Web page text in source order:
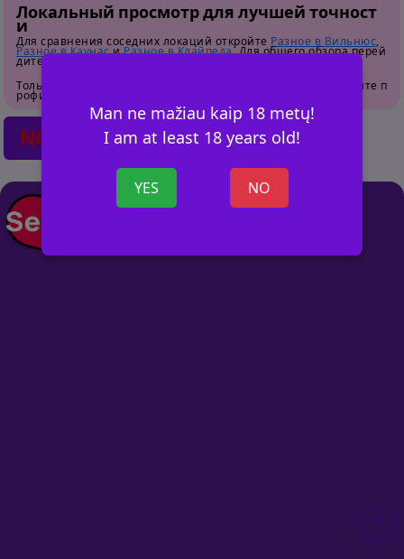
Man ne mažiau kaip 18 metų!
I am at least 18 years old!
YES NO
Локальный просмотр для лучшей точност
и
Для сравнения соседних локаций откройте Разное в Вильнюс,
Разное в КаунасиРазное в Клайпеда. Для общего обзора перей
дите на
Только для взрослых. Перед контактом внимательно изучайте п
рофили.
NO POSTS FOUND
+ ОБЪЯВ